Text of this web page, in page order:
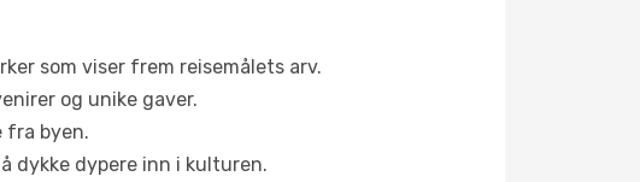
som viser frem reisemålets arv.
og unike gaver.
fra byen.
dykke dypere inn i kulturen.